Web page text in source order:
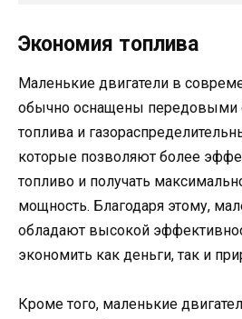
Экономия топлива
Маленькие двигатели в
обычно оснащены передовыми
топлива и
которые позволяют более
топливо и получать
мощность. Благодаря этому,
обладают высокой
экономить как деньги, так и
Кроме того, маленькие